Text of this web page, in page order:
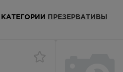
ПРЕЗЕРВАТИВЫ